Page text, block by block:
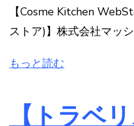
【Cosme Kitchen
ストア)】株式会社マッ
もっと読む
【トラベ